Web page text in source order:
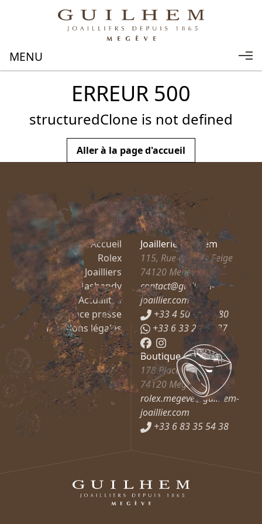
ERREUR 500
structuredClone is not defined
Aller à la page d'accueil
Accueil
Rolex
Guilhem Joailliers
Mashandy
Actualités
Espace presse
Mentions légales
Joaillerie Guilhem
115, Rue Charles Feige
74120 Megève
contact@guilhem-
joaillier.com
+33 4 50 21 66 80
+33 6 33 27 37 37
Boutique Rolex
178 Place de l’Église
74120 Megève
rolex.megeve@guilhem-
joaillier.com
+33 6 83 35 54 38